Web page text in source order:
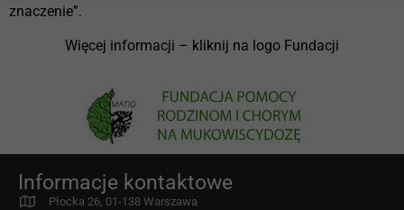
znaczenie”.
Więcej informacji – kliknij na logo Fundacji
Informacje kontaktowe
Płocka 26, 01-138 Warszawa